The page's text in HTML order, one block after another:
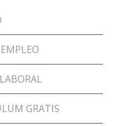
GRATIS